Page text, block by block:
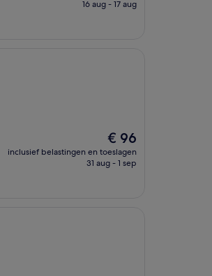
16 aug - 17 aug
De
prijs
is
€ 96
inclusief belastingen en toeslagen
31 aug - 1 sep